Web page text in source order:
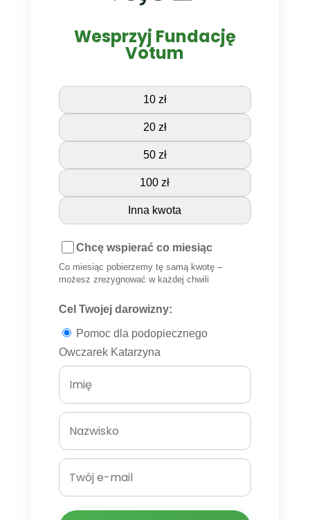
Wesprzyj Fundację
Votum
10 zł
20 zł
50 zł
100 zł
Inna kwota
Chcę wspierać co miesiąc
Co miesiąc pobierzemy tę samą kwotę –
możesz zrezygnować w każdej chwili
Cel Twojej darowizny:
Pomoc dla podopiecznego
Owczarek Katarzyna